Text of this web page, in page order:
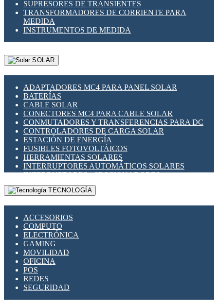
SUPRESORES DE TRANSIENTES
TRANSFORMADORES DE CORRIENTE PARA
MEDIDA
INSTRUMENTOS DE MEDIDA
SOLAR
ADAPTADORES MC4 PARA PANEL SOLAR
BATERÍAS
CABLE SOLAR
CONECTORES MC4 PARA CABLE SOLAR
CONMUTADORES Y TRANSFERENCIAS PARA DC
CONTROLADORES DE CARGA SOLAR
ESTACIÓN DE ENERGÍA
FUSIBLES FOTOVOLTÁICOS
HERRAMIENTAS SOLARES
INTERRUPTORES AUTOMÁTICOS SOLARES
INTERRUPTORES - SECCIONADORES
FOTOVOLTÁICOS
MONTAJE PANEL SOLAR
SUPRESOR DE TRANSIENTES SPDS PARA
APLICACIONES FOTOVOLTAICAS
TECNOLOGÍA
ACCESORIOS
COMPUTO
ELECTRÓNICA
GAMING
MOVILIDAD
OFICINA
POS
REDES
SEGURIDAD